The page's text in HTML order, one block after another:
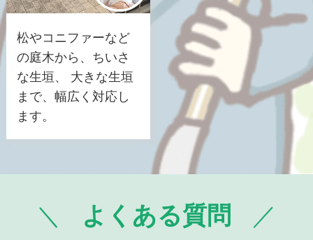
松やコニファーなど
の庭木から、ちいさ
な生垣、 大きな生垣
まで、幅広く対応し
ます。
よくある質問